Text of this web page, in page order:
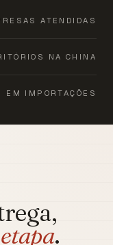
ATENDIDAS
NA CHINA
EM IMPORTAÇÕES
.